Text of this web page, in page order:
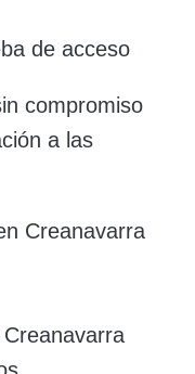
de acceso
compromiso
a las
Creanavarra